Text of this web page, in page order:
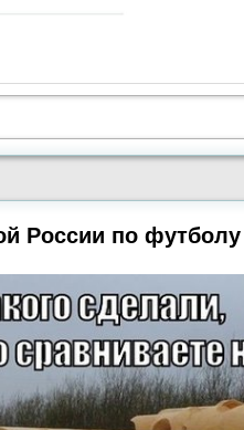
России по футболу